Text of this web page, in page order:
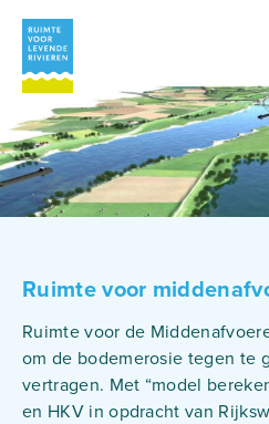
Overslaan
naar
inhoud
gaan
Hoofdnavigatie
Ruimte voor
Ruimte voor de
om de bodemerosie tegen te
vertragen. Met “model
en HKV in opdracht van